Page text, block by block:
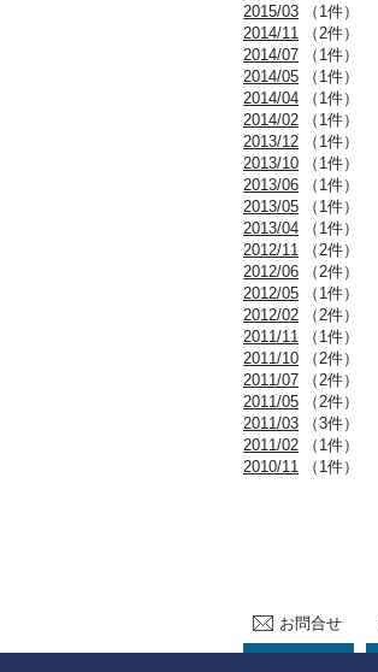
2015/03 （1件）
2014/11
（2件）
2014/07 （1件）
2014/05 （1件）
2014/04 （1件）
2014/02 （1件）
2013/12 （1件）
2013/10 （1件）
2013/06 （1件）
2013/05 （1件）
2013/04 （1件）
2012/11
（2件）
2012/06 （2件）
2012/05 （1件）
2012/02 （2件）
2011/11
（1件）
2011/10 （2件）
2011/07 （2件）
2011/05 （2件）
2011/03 （3件）
2011/02 （1件）
2010/11
（1件）
お問合せ